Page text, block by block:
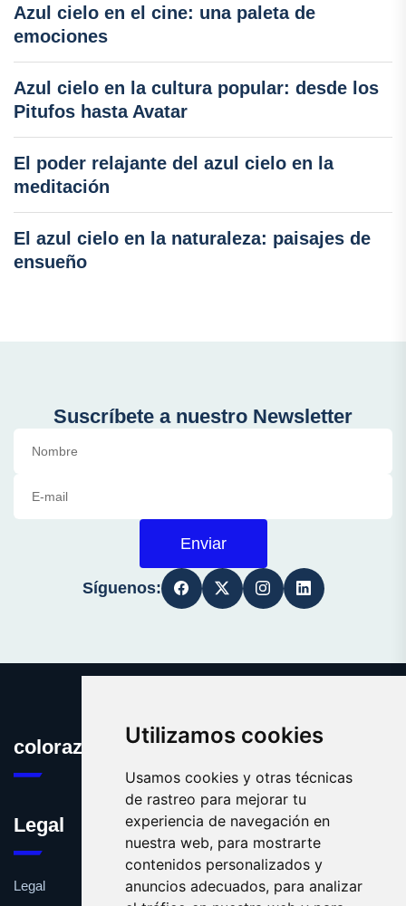
Utilizamos cookies
Usamos cookies y otras técnicas
de rastreo para mejorar tu
experiencia de navegación en
nuestra web, para mostrarte
contenidos personalizados y
anuncios adecuados, para analizar
Azul cielo en el cine: una paleta de
emociones
Azul cielo en la cultura popular: desde los
Pitufos hasta Avatar
El poder relajante del azul cielo en la
meditación
El azul cielo en la naturaleza: paisajes de
ensueño
Suscríbete a nuestro Newsletter
Enviar
Síguenos:
colorazul.es
Legal
Legal